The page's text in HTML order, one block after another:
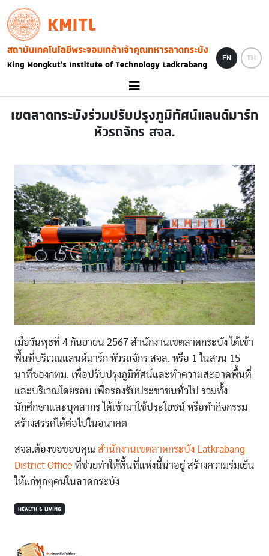
Skip to main content
KMITL
Image
EN TH
เขตลาดกระบังร่วมปรับปรุงภูมิทัศน์แลนด์มาร์ก
หัวรถจักร สจล.
เมื่อวันพุธที่ 4 กันยายน 2567 สำนักงานเขตลาดกระบัง ได้เข้า
พื้นที่บริเวณแลนด์มาร์ก หัวรถจักร สจล. หรือ 1 ในสวน 15
นาทีของกทม. เพื่อปรับปรุงภูมิทัศน์และทำความสะอาดพื้นที่
และบริเวณโดยรอบ เพื่อรองรับประชาชนทั่วไป รวมทั้ง
นักศึกษาและบุคลากร ได้เข้ามาใช้ประโยชน์ หรือทำกิจกรรม
สร้างสรรค์ได้ต่อไปในอนาคต
สจล.ต้องขอขอบคุณ สำนักงานเขตลาดกระบัง Latkrabang
District Office ที่ช่วยทำให้พื้นที่แห่งนี้น่าอยู่ สร้างความร่มเย็น
ให้แก่ทุกๆคนในลาดกระบัง
HEALTH & LIVING